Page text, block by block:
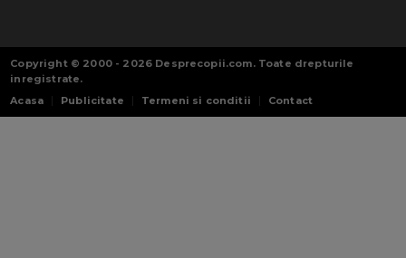
Copyright © 2000 - 2026 Desprecopii.com. Toate drepturile
inregistrate.
Acasa
Publicitate Termeni si conditii Contact